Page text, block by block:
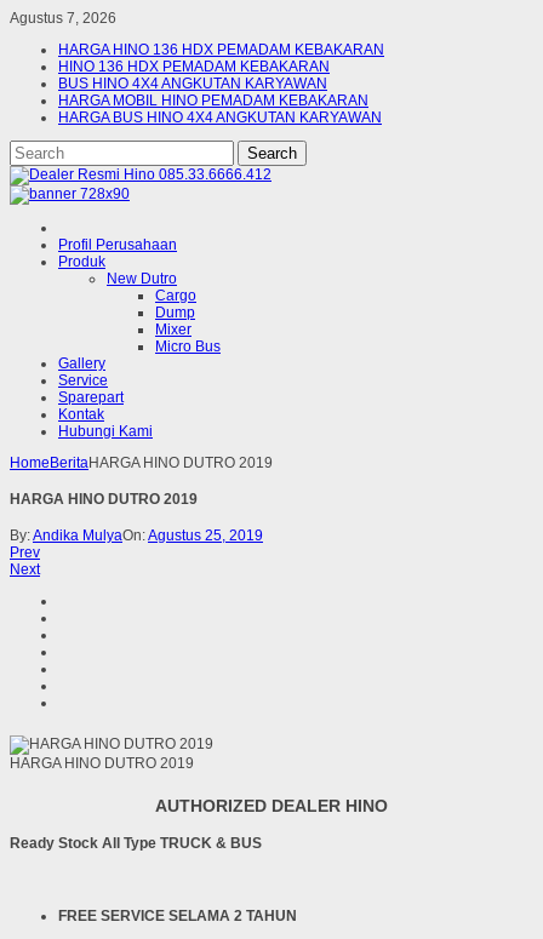
Agustus 7, 2026
HARGA HINO 136 HDX PEMADAM KEBAKARAN
HINO 136 HDX PEMADAM KEBAKARAN
BUS HINO 4X4 ANGKUTAN KARYAWAN
HARGA MOBIL HINO PEMADAM KEBAKARAN
HARGA BUS HINO 4X4 ANGKUTAN KARYAWAN
Profil Perusahaan
Produk
New Dutro
Cargo
Dump
Mixer
Micro Bus
Gallery
Service
Sparepart
Kontak
Hubungi Kami
Home BeritaHARGA HINO DUTRO 2019
HARGA HINO DUTRO 2019
By:Andika MulyaOn:Agustus 25, 2019
Prev
Next
HARGA HINO DUTRO 2019
AUTHORIZED DEALER HINO
Ready Stock All Type TRUCK & BUS
FREE SERVICE SELAMA 2 TAHUN